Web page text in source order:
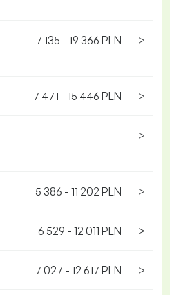
7 135 - 19 366 PLN >
7 471 - 15 446 PLN >
>
5 386 - 11 202 PLN >
6 529 - 12 011 PLN >
7 027 - 12 617 PLN >